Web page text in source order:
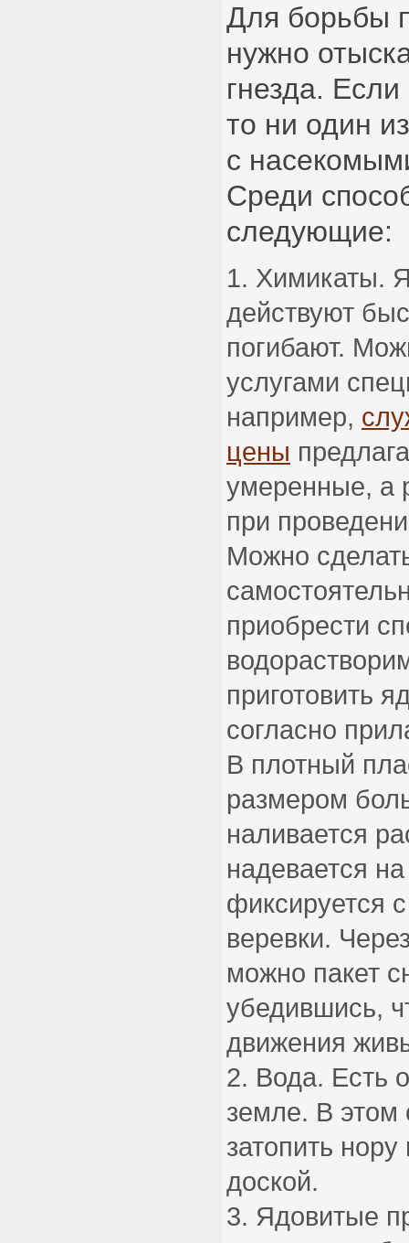
Для борьбы
нужно
гнезда.
то ни один
с
Среди
следующие:
Химикаты.
действуют
погибают.
услугами
например,
цены
умеренные, а
при
Можно
приобрести
приготовить
согласно
В плотный
размером
наливается
надевается
фиксируется
веревки.
можно пакет
убедившись,
движения
Вода. Есть
земле. В этом
затопить
доской.
Ядовитые